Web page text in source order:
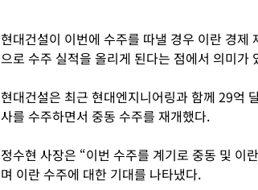
현대건설이 이번에 수주를 따낼 경우 이란 경제
으로 수주 실적을 올리게 된다는 점에서 의미가
현대건설은 최근 현대엔지니어링과 함께 29억
사를 수주하면서 중동 수주를 재개했다.
정수현 사장은 “이번 수주를 계기로 중동 및 이
며 이란 수주에 대한 기대를 나타냈다.